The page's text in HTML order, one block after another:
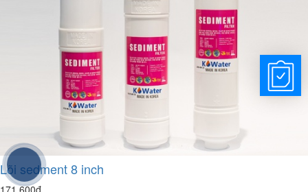
Lõi sedment 8 inch